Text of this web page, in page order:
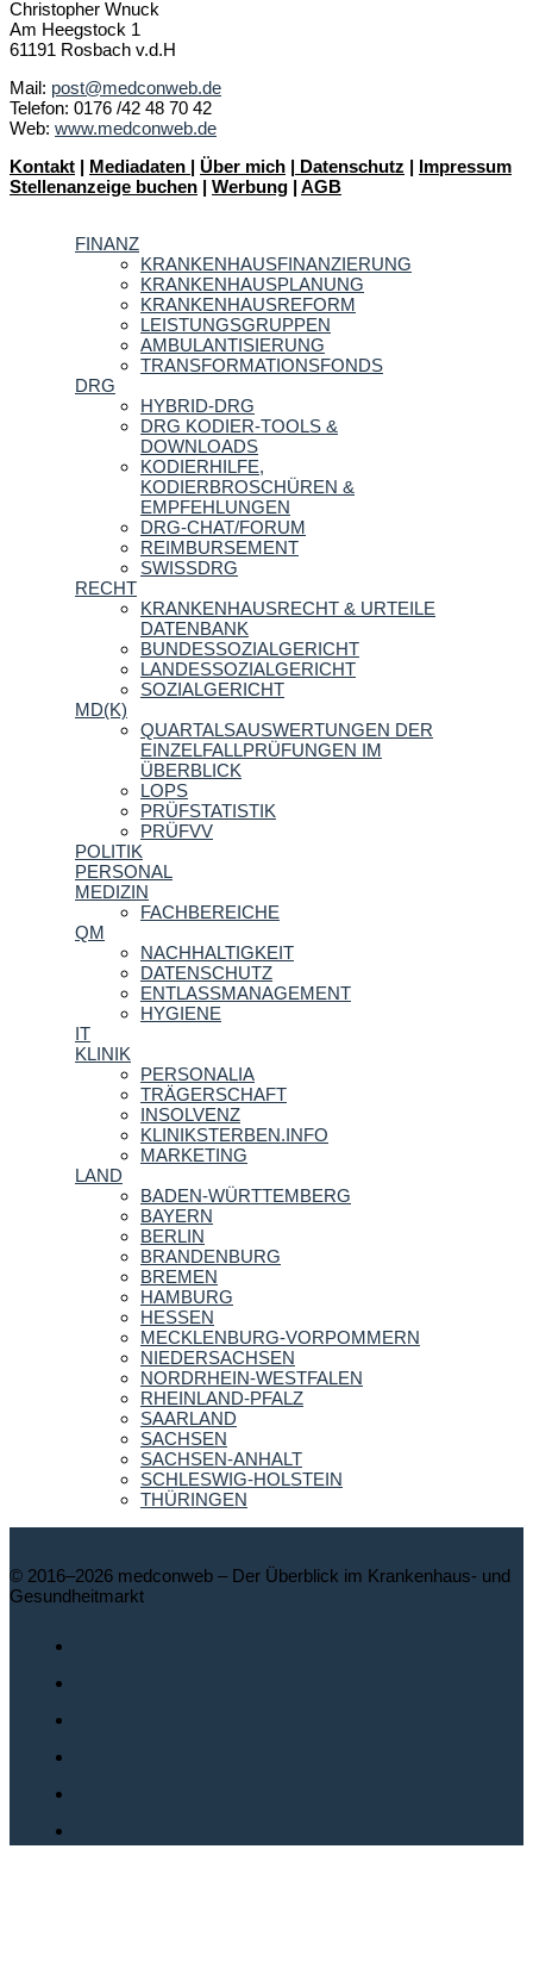
Christopher Wnuck
Am Heegstock 1
61191 Rosbach v.d.H
Mail: post@medconweb.de
Telefon: 0176 /42 48 70 42
Web: www.medconweb.de
Kontakt | Mediadaten | Über mich | Datenschutz | Impressum
Stellenanzeige buchen | Werbung | AGB
FINANZ
KRANKENHAUSFINANZIERUNG
KRANKENHAUSPLANUNG
KRANKENHAUSREFORM
LEISTUNGSGRUPPEN
AMBULANTISIERUNG
TRANSFORMATIONSFONDS
DRG
HYBRID-DRG
DRG KODIER-TOOLS &
DOWNLOADS
KODIERHILFE,
KODIERBROSCHÜREN &
EMPFEHLUNGEN
DRG-CHAT/FORUM
REIMBURSEMENT
SWISSDRG
RECHT
KRANKENHAUSRECHT & URTEILE
DATENBANK
BUNDESSOZIALGERICHT
LANDESSOZIALGERICHT
SOZIALGERICHT
MD(K)
QUARTALSAUSWERTUNGEN DER
EINZELFALLPRÜFUNGEN IM
ÜBERBLICK
LOPS
PRÜFSTATISTIK
PRÜFVV
POLITIK
PERSONAL
MEDIZIN
FACHBEREICHE
QM
NACHHALTIGKEIT
DATENSCHUTZ
ENTLASSMANAGEMENT
HYGIENE
IT
KLINIK
PERSONALIA
TRÄGERSCHAFT
INSOLVENZ
KLINIKSTERBEN.INFO
MARKETING
LAND
BADEN-WÜRTTEMBERG
BAYERN
BERLIN
BRANDENBURG
BREMEN
HAMBURG
HESSEN
MECKLENBURG-VORPOMMERN
NIEDERSACHSEN
NORDRHEIN-WESTFALEN
RHEINLAND-PFALZ
SAARLAND
SACHSEN
SACHSEN-ANHALT
SCHLESWIG-HOLSTEIN
THÜRINGEN
© 2016–2026 medconweb – Der Überblick im Krankenhaus- und
Gesundheitmarkt